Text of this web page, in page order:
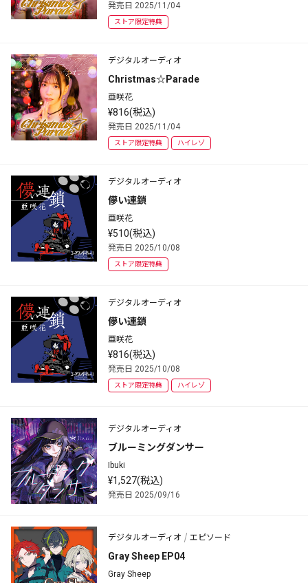
発売日 2025/11/04
ストア限定特典
デジタルオーディオ
Christmas☆Parade
亜咲花
¥816(税込)
発売日 2025/11/04
ストア限定特典 ハイレゾ
デジタルオーディオ
儚い連鎖
亜咲花
¥510(税込)
発売日 2025/10/08
ストア限定特典
デジタルオーディオ
儚い連鎖
亜咲花
¥816(税込)
発売日 2025/10/08
ストア限定特典 ハイレゾ
デジタルオーディオ
ブルーミングダンサー
Ibuki
¥1,527(税込)
発売日 2025/09/16
デジタルオーディオ エピソード
Gray Sheep EP04
Gray Sheep